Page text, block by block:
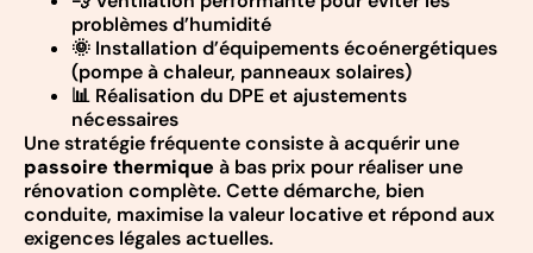
problèmes d’humidité
🌞 Installation d’équipements écoénergétiques
(pompe à chaleur, panneaux solaires)
📊 Réalisation du DPE et ajustements
nécessaires
Une stratégie fréquente consiste à acquérir une
passoire thermique à bas prix pour réaliser une
rénovation complète. Cette démarche, bien
conduite, maximise la valeur locative et répond aux
exigences légales actuelles.